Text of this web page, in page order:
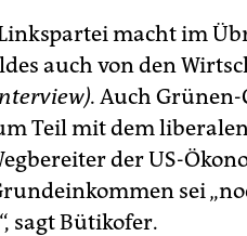
macht im
auch von den
Auch
Teil mit dem
der US-
sei
sagt Bütikofer.